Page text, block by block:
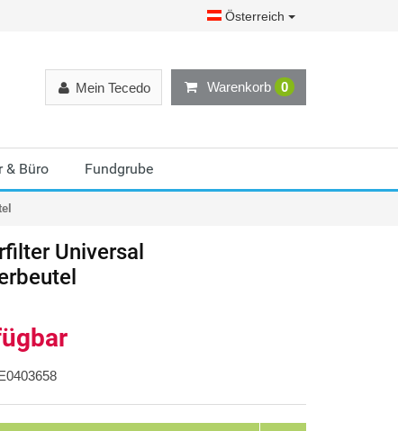
Österreich
Warenkorb 0
Mein Tecedo
& Büro Fundgrube
Universal